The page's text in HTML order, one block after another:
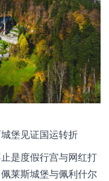
堡见证国运转折
是度假行宫与网红打
莱斯城堡与佩利什尔